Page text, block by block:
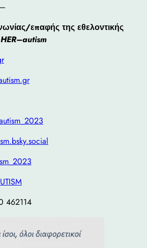
επαφής της εθελοντικής
HER–autism
462114